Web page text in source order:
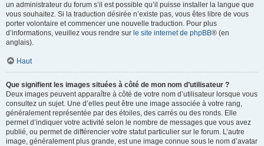
un administrateur du forum s’il est possible qu’il puisse installer la langue que
vous souhaitez. Si la traduction désirée n’existe pas, vous êtes libre de vous
porter volontaire et commencer une nouvelle traduction. Pour plus
d’informations, veuillez vous rendre sur le site internet de phpBB® (en
anglais).
Haut
Que signifient les images situées à côté de mon nom d’utilisateur ?
Deux images peuvent apparaître à côté de votre nom d’utilisateur lorsque vous
consultez un sujet. Une d’elles peut être une image associée à votre rang,
généralement représentée par des étoiles, des carrés ou des ronds. Elle
permet d’indiquer votre activité selon le nombre de messages que vous avez
publié, ou permet de différencier votre statut particulier sur le forum. L’autre
image, généralement plus grande, est une image connue sous le nom d’avatar